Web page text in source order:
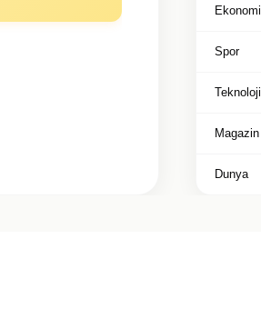
Ekonomi
Spor
Teknoloji
Magazin
Dunya